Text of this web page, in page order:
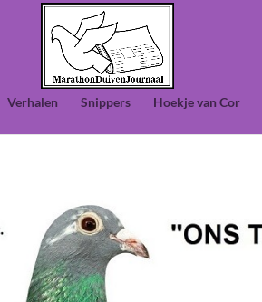
Verhalen Snippers Hoekje van Cor